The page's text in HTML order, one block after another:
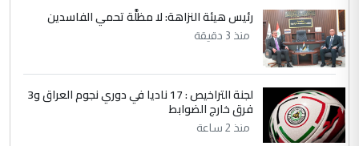
الموضوع :
الجواهري يرد على صدام حسين سل
مضجعيك يابن الزنا (نص كامل)
4 سردار
التعليق : واحد من عصابة علي ماما يسقط
جنسية الرافد الثالث للعراق ومن اصول عريقة
ابا فرات ...
رئيس هيئة النزاهة: لا مظلَّة تحمي الفاسدين
منذ 3 دقيقة
لجنة التراخيص : 17 ناديا في دوري نجوم العراق و3
فرق خارج الضوابط
منذ 2 ساعة